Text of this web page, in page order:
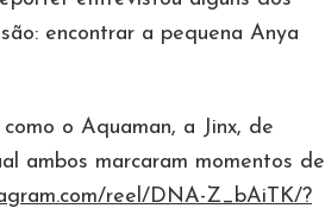
encontrar a pequena Anya
o Aquaman, a Jinx, de
ambos marcaram momentos de
reel/DNA-Z_bAiTK/?